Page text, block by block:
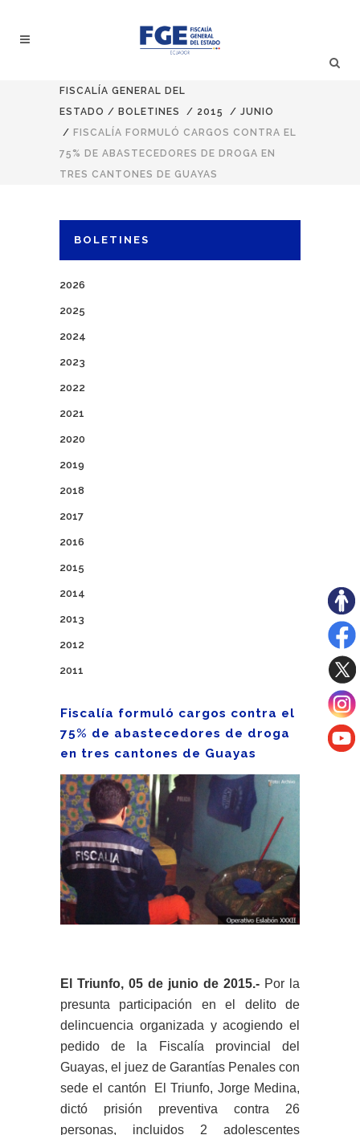
FISCALÍA GENERAL DEL
ESTADO / BOLETINES / 2015 / JUNIO
/ FISCALÍA FORMULÓ CARGOS CONTRA EL
75% DE ABASTECEDORES DE DROGA EN
TRES CANTONES DE GUAYAS
BOLETINES
2026
2025
2024
2023
2022
2021
2020
2019
2018
2017
2016
2015
2014
2013
2012
2011
Fiscalía formuló cargos contra el
75% de abastecedores de droga
en tres cantones de Guayas
El Triunfo, 05 de junio de 2015.- Por la
presunta participación en el delito de
delincuencia organizada y acogiendo el
pedido de la Fiscalía provincial del
Guayas, el juez de Garantías Penales con
sede el cantón El Triunfo, Jorge Medina,
dictó prisión preventiva contra 26
personas, incluidos 2 adolescentes